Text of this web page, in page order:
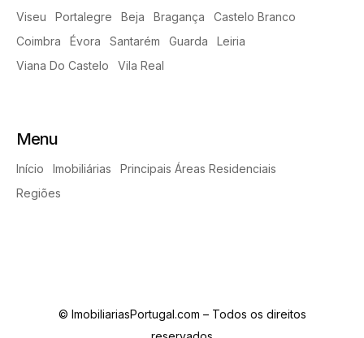
Viseu
Portalegre Beja Bragança
Castelo Branco
Coimbra
Évora Santarém Guarda
Leiria
Viana Do Castelo
Vila Real
Menu
Início Imobiliárias
Principais Áreas Residenciais
Regiões
© ImobiliariasPortugal.com – Todos os direitos